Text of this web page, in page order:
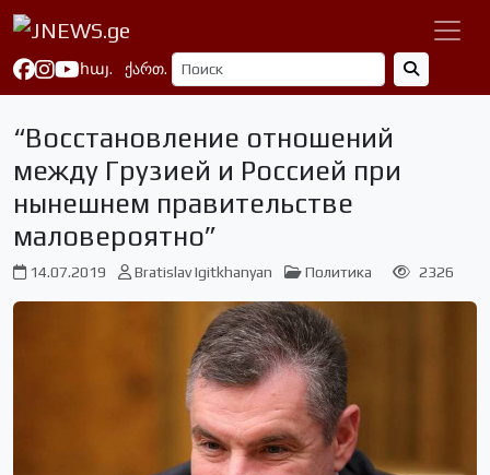
հայ. ქართ.
“Восстановление отношений
между Грузией и Россией при
нынешнем правительстве
маловероятно”
14.07.2019 Bratislav Igitkhanyan Политика 2326